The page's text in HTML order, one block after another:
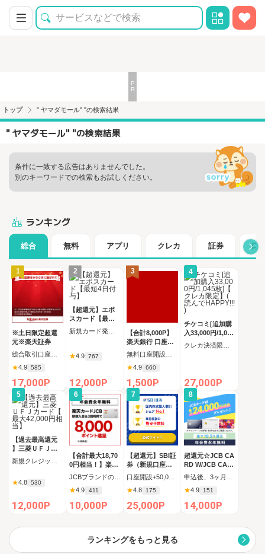
トップ " ヤマダモール" "の検索結果
" ヤマダモール" "の検索結果
条件に一致する広告はありませんでした。
別のキーワードでの検索もお試しください。
ランキング
総合 無料 アプリ クレカ 証券 口
1
※土日限定超還
元※楽天証券
★4.9 585
17,000P
2
【超還元】エポ
スカード【最短4
日付与】
★4.9 767
12,000P
3
【合計8,000P】
楽天銀行 口座開
設
★4.9 660
1,500P
4
チケコミ[追加購
入33,000円/1,045
枚]【クレカ限定
】(読んでHAPPY
27,000P
5
【過去最高還元
】三菱ＵＦＪカ
ード【最大42,00
0円相当】
★4.8 530
12,000P
6
【合計最大18,70
0円相当！】楽天
カード【JCBキ
ャンペーン実施
中】
★4.9 411
10,000P
7
【超還元】SBI証
券（新規口座開
設+50,000円以上
入金）
★4.8 175
25,000P
8
超還元☆JCB CA
RD W/JCB CAR
D W plus L(39歳
以下限定)
★4.9 151
14,000P
ランキングをもっと見る